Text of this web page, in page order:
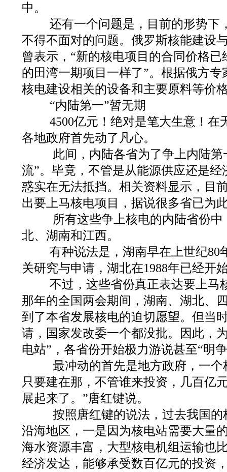
中。
还有一个问题是，目前的形势下
不得不面对的问题。俄罗斯核能建设
曾表示，“新的核电项目的合同价格
的田湾一期项目一样了”。根据俄方
核电建设相关的设备和主要原料等价
“内陆第一”暂无期
4500亿元！绝对是笔大生意！在
各地政府首先动了凡心。
此间，内陆各省为了争上内陆第
流”。毕竟，不管是从能源供应还是
惑实在无法抵挡。相关资料显示，目
出要上马核电项目，据说很多省已为
所有这些争上核电的内陆省份中
北、湖南和江西。
有种说法是，湖南早在上世纪80
关研究与申请，湖北在1988年已经开
不过，这些省份真正表达要上马
那年的全国两会期间，湖南、湖北、
到了本省发展核电的迫切愿望。但当
请，国家发改委一个都没批。因此，
电站”，各省份开始极力游说甚至“明
最冲动的首先是地方政府，一个
只要建在那，不管谁来投资，几百亿
展起来了。”唐红键说。
按照唐红键的说法，过去我国的
沿海地区，一是因为核电站需要大量
海水资源丰富，大型核电机组运输也
经济发达，能够承受数百亿元的投资